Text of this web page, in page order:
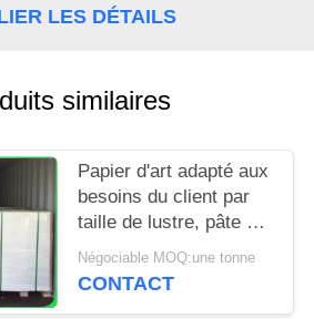
LES DÉTAILS
similaires
Papier d'art adapté aux
besoins du client par
taille de lustre, pâte à
papier de Vierge pour
faire des cartes
Négociable MOQ:une tonne
CONTACT